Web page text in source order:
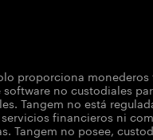
proporciona
no custodiales
Tangem no está
financieros ni
Tangem no posee,